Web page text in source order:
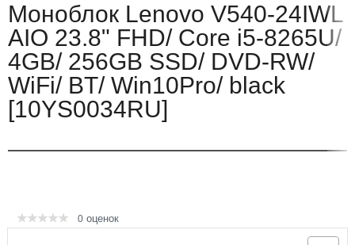
Моноблок Lenovo V540-24IWL
AIO 23.8" FHD/ Core i5-8265U/
4GB/ 256GB SSD/ DVD-RW/
WiFi/ BT/ Win10Pro/ black
[10YS0034RU]
0 оценок
Каталог продукции
Ноутбуки и ультрабуки
Компьютеры
Контакты
Контактная информация